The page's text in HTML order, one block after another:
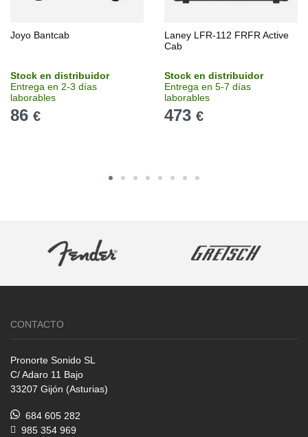
Joyo Bantcab
Stock en distribuidor
Entrega en 2-3 días
laborables
86 €
Laney LFR-112 FRFR Active
Cab
Stock en distribuidor
Entrega en 5-7 días
laborables
473 €
CONTACTO
Pronorte Sonido SL
C/ Adaro 11 Bajo
33207 Gijón (Asturias)
684 605 282
985 354 969